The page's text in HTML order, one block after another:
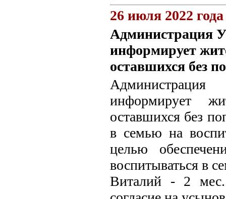
26 июля 2022 года
Администрация
информирует
оставшихся без
информирует
оставшихся без
в семью на
целью
воспитываться в
Виталий - 2 мес.